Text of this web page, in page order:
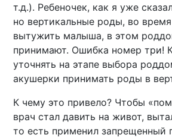
т.д.). Ребеночек, как я уже
но вертикальные роды, во
вытужить малыша, в этом
принимают. Ошибка номер три!
уточнять на этапе выбора
акушерки принимать роды в
К чему это привело? Чтобы
врач стал давить на живот,
то есть применил запрещенный